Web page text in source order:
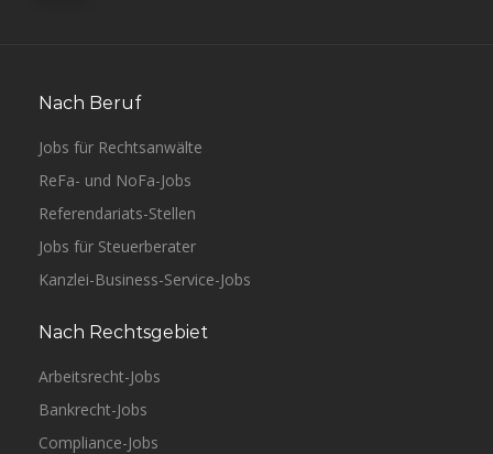
Nach Beruf
Jobs für Rechtsanwälte
ReFa- und NoFa-Jobs
Referendariats-Stellen
Jobs für Steuerberater
Kanzlei-Business-Service-Jobs
Nach Rechtsgebiet
Arbeitsrecht-Jobs
Bankrecht-Jobs
Compliance-Jobs